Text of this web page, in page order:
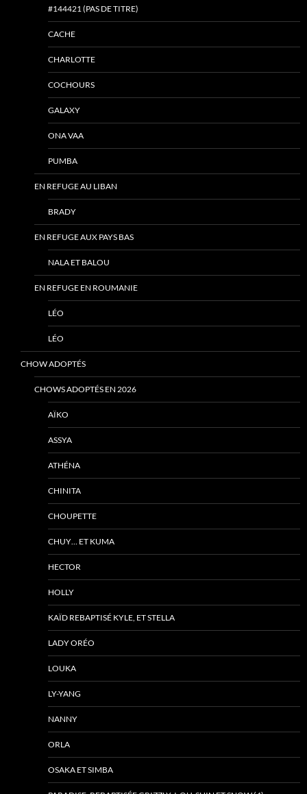
#144421 (PAS DE TITRE)
CACHE
CHARLOTTE
COCHOURS
GALAXY
ONA VAA
PUMBA
EN REFUGE AU LIBAN
BRADY
EN REFUGE AUX PAYS BAS
NALA ET BALOU
EN REFUGE EN ROUMANIE
LÉO
LÉO
CHOW ADOPTÉS
CHOWS ADOPTÉS EN 2026
AÏKO
ASSYA
ATHÉNA
CHINITA
CHOUPETTE
CHUY… ET KUMA
HECTOR
HOLLY
KAÏD REBAPTISÉ KYLE, ET STELLA
LADY ORÉO
LOUKA
LY-YANG
NANNY
ORLA
OSAKA ET SIMBA